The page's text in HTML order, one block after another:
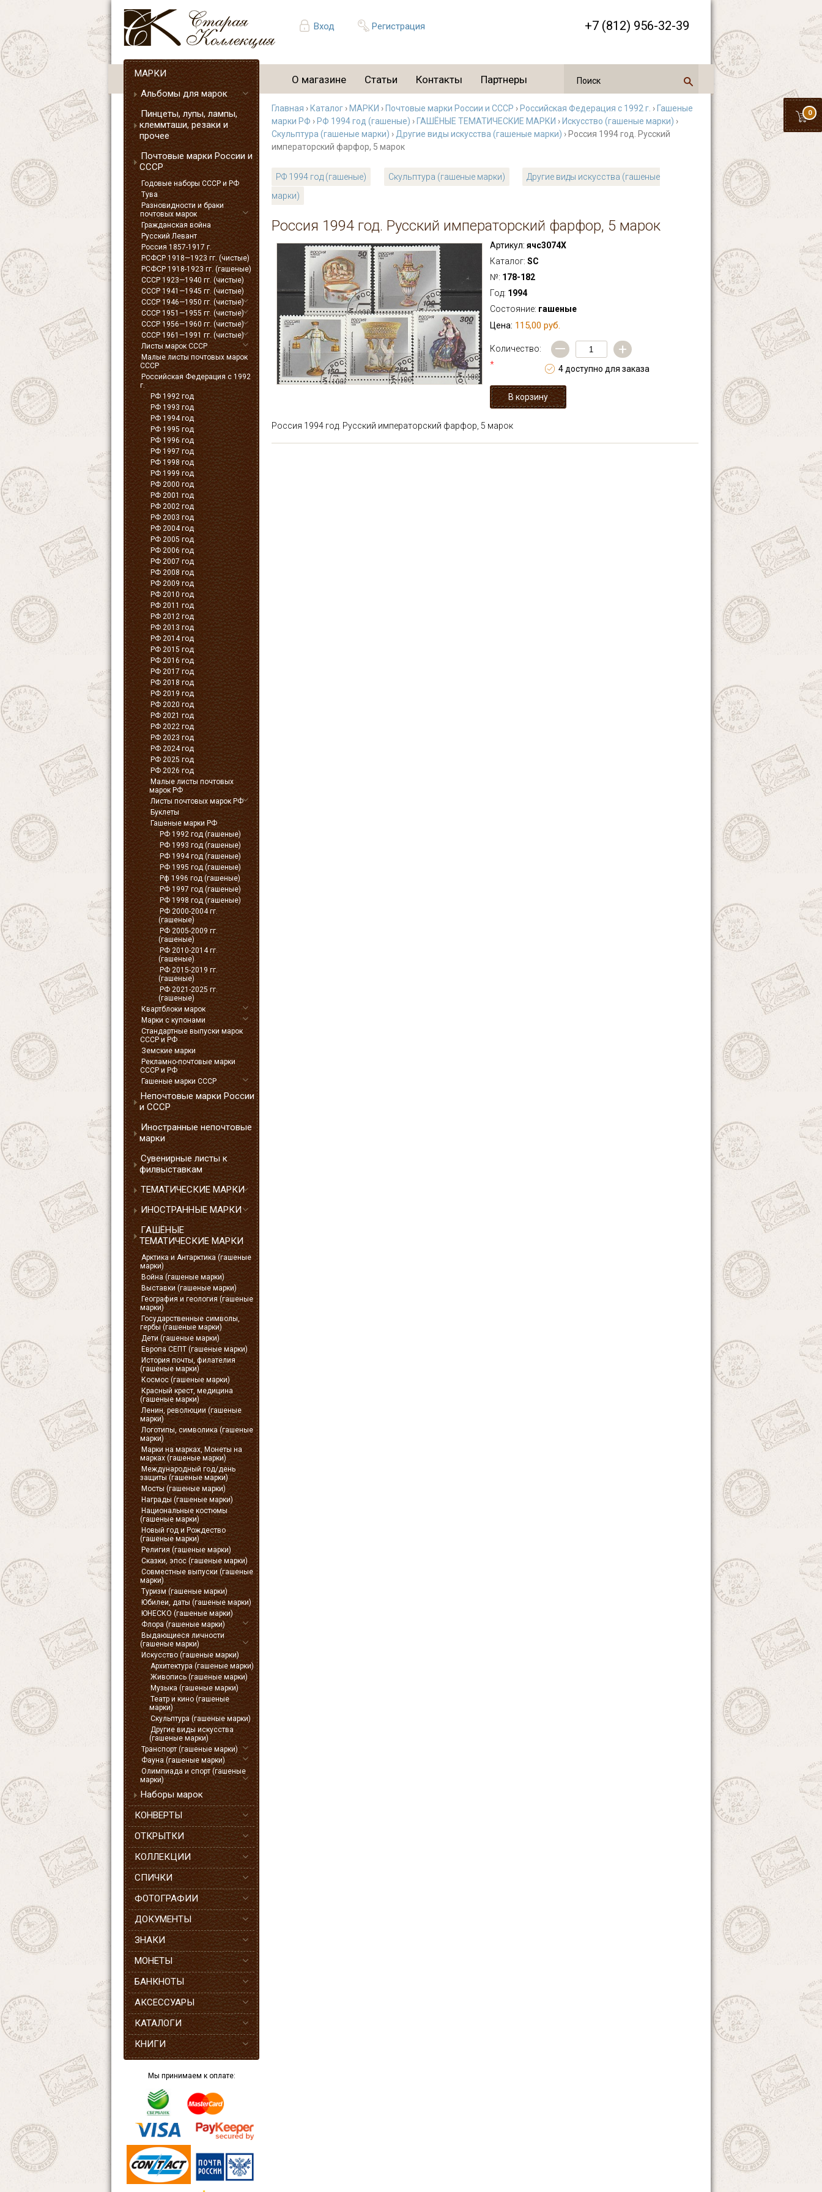
Вход Регистрация +7 (812) 956-32-39
0
О магазине Статьи Контакты Партнеры
МАРКИ
Альбомы для марок
Пинцеты, лупы, лампы,
клеммташи, резаки и
прочее
Почтовые марки России и
СССР
Годовые наборы СССР и РФ
Тува
Разновидности и браки
почтовых марок
Гражданская война
Русский Левант
Россия 1857-1917 г.
РСФСР 1918—1923 гг. (чистые)
РСФСР 1918-1923 гг. (гашеные)
СССР 1923—1940 гг. (чистые)
СССР 1941—1945 гг. (чистые)
СССР 1946—1950 гг. (чистые)
СССР 1951—1955 гг. (чистые)
СССР 1956—1960 гг. (чистые)
СССР 1961—1991 гг. (чистые)
Листы марок СССР
Малые листы почтовых марок
СССР
Российская Федерация с 1992
г.
РФ 1992 год
РФ 1993 год
РФ 1994 год
РФ 1995 год
РФ 1996 год
РФ 1997 год
РФ 1998 год
РФ 1999 год
РФ 2000 год
РФ 2001 год
РФ 2002 год
РФ 2003 год
РФ 2004 год
РФ 2005 год
РФ 2006 год
РФ 2007 год
РФ 2008 год
РФ 2009 год
РФ 2010 год
РФ 2011 год
РФ 2012 год
РФ 2013 год
РФ 2014 год
РФ 2015 год
РФ 2016 год
РФ 2017 год
РФ 2018 год
РФ 2019 год
РФ 2020 год
РФ 2021 год
РФ 2022 год
РФ 2023 год
РФ 2024 год
РФ 2025 год
РФ 2026 год
Малые листы почтовых
марок РФ
Листы почтовых марок РФ
Буклеты
Гашеные марки РФ
РФ 1992 год (гашеные)
РФ 1993 год (гашеные)
РФ 1994 год (гашеные)
РФ 1995 год (гашеные)
Рф 1996 год (гашеные)
РФ 1997 год (гашеные)
РФ 1998 год (гашеные)
РФ 2000-2004 гг.
(гашеные)
РФ 2005-2009 гг.
(гашеные)
РФ 2010-2014 гг.
(гашеные)
РФ 2015-2019 гг.
(гашеные)
РФ 2021-2025 гг.
(гашеные)
Квартблоки марок
Марки с купонами
Стандартные выпуски марок
СССР и РФ
Земские марки
Рекламно-почтовые марки
СССР и РФ
Гашеные марки СССР
Непочтовые марки России
и СССР
Иностранные непочтовые
марки
Сувенирные листы к
филвыставкам
ТЕМАТИЧЕСКИЕ МАРКИ
ИНОСТРАННЫЕ МАРКИ
ГАШЁНЫЕ
ТЕМАТИЧЕСКИЕ МАРКИ
Арктика и Антарктика (гашеные
марки)
Война (гашеные марки)
Выставки (гашеные марки)
География и геология (гашеные
марки)
Государственные символы,
гербы (гашеные марки)
Дети (гашеные марки)
Европа СЕПТ (гашеные марки)
История почты, филателия
(гашеные марки)
Космос (гашеные марки)
Красный крест, медицина
(гашеные марки)
Ленин, революции (гашеные
марки)
Логотипы, символика (гашеные
марки)
Марки на марках, Монеты на
марках (гашеные марки)
Международный год/день
защиты (гашеные марки)
Мосты (гашеные марки)
Награды (гашеные марки)
Национальные костюмы
(гашеные марки)
Новый год и Рождество
(гашеные марки)
Религия (гашеные марки)
Сказки, эпос (гашеные марки)
Совместные выпуски (гашеные
марки)
Туризм (гашеные марки)
Юбилеи, даты (гашеные марки)
ЮНЕСКО (гашеные марки)
Флора (гашеные марки)
Выдающиеся личности
(гашеные марки)
Искусство (гашеные марки)
Архитектура (гашеные марки)
Живопись (гашеные марки)
Музыка (гашеные марки)
Театр и кино (гашеные
марки)
Скульптура (гашеные марки)
Другие виды искусства
(гашеные марки)
Транспорт (гашеные марки)
Фауна (гашеные марки)
Олимпиада и спорт (гашеные
марки)
Наборы марок
КОНВЕРТЫ
ОТКРЫТКИ
КОЛЛЕКЦИИ
СПИЧКИ
ФОТОГРАФИИ
ДОКУМЕНТЫ
ЗНАКИ
МОНЕТЫ
БАНКНОТЫ
АКСЕССУАРЫ
КАТАЛОГИ
КНИГИ
Мы принимаем к оплате:
Главная › Каталог › МАРКИ › Почтовые марки России и СССР › Российская Федерация с 1992 г. › Гашеные
марки РФ › РФ 1994 год (гашеные) › ГАШЁНЫЕ ТЕМАТИЧЕСКИЕ МАРКИ › Искусство (гашеные марки) ›
Скульптура (гашеные марки) › Другие виды искусства (гашеные марки) › Россия 1994 год. Русский
императорский фарфор, 5 марок
РФ 1994 год (гашеные) Скульптура (гашеные марки)
Другие виды искусства (гашеные
марки)
Россия 1994 год. Русский императорский фарфор, 5 марок
Артикул: ячс3074Х
Каталог: SC
№: 178-182
Год: 1994
Состояние: гашеные
Цена: 115,00 руб.
Количество:
*
— +
4 доступно для заказа
Россия 1994 год. Русский императорский фарфор, 5 марок